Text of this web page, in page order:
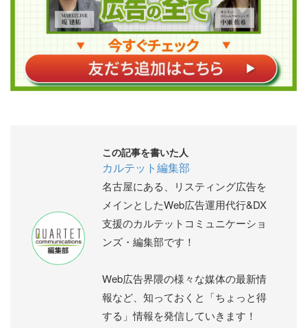
この記事を書いた人
カルテット編集部
名古屋にある、リスティング広告を
メインとしたWeb広告運用代行&DX
支援のカルテットコミュニケーショ
ンズ・編集部です！
Web広告界隈の様々な媒体の最新情
報など、知っておくと「ちょっと得
する」情報を発信していきます！